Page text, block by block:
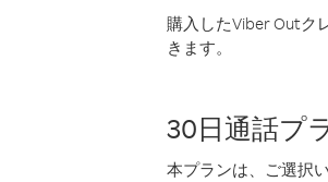
購入したViber Outク
きます。
30日通話プ
本プランは、ご選択